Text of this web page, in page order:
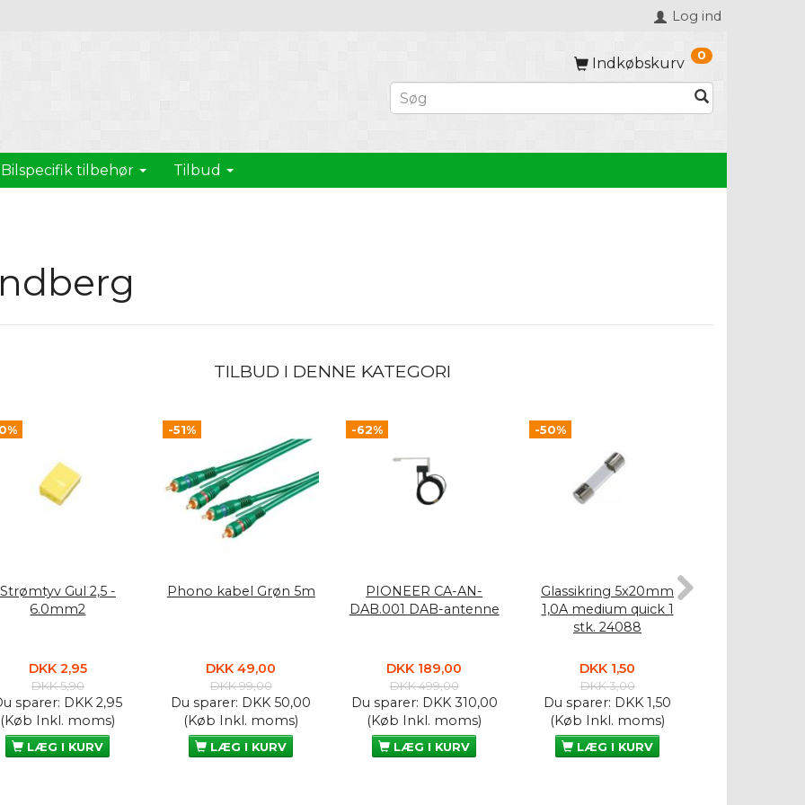
Log ind
Indkøbskurv 0
Bilspecifik tilbehør Tilbud
TILBUD I DENNE KATEGORI
Strømtyv Gul 2,5 -
6.0mm2
DKK 2,95
DKK 5,90
sparer: DKK 2,95
(Køb Inkl. moms)
LÆG I KURV
-51%
Phono kabel Grøn 5m
DKK 49,00
DKK 99,00
Du sparer: DKK 50,00
(Køb Inkl. moms)
LÆG I KURV
-62%
PIONEER CA-AN-
DAB.001 DAB-antenne
DKK 189,00
DKK 499,00
Du sparer: DKK 310,00
(Køb Inkl. moms)
LÆG I KURV
-50%
Glassikring 5x20mm
1,0A medium quick 1
stk. 24088
DKK 1,50
DKK 3,00
Du sparer: DKK 1,50
(Køb Inkl. moms)
LÆG I KURV